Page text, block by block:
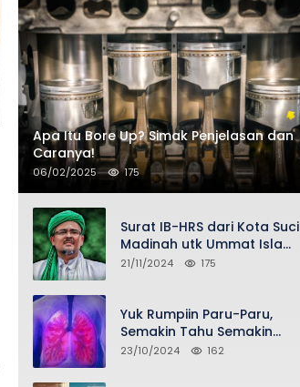
Apa Itu Bore Up? Simak Penjelasan dan
Caranya!
06/02/2025 175
Surat IB-HRS dari Kota Suci
Madinah utk Ummat Islam
Indonesia via Penasihat
Bantani
21/11/2024 175
Yuk Rumpiin Paru-Paru,
Semakin Tahu Semakin
Sehat Selalu
23/10/2024 162